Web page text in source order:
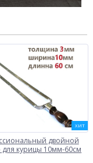
ХИТ
двойной
курицы 10мм-60см